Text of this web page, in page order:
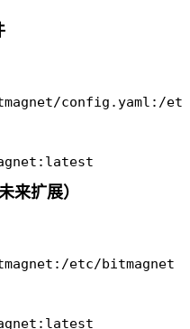
config.yaml:/
来扩展）
etc/bitmagnet \